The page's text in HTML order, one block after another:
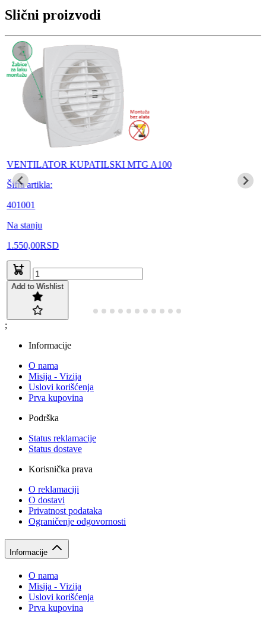
Slični proizvodi
VENTILATOR KUPATILSKI MTG A100
Šifra artikla:
401001
Na stanju
1.550,00RSD
Add to Wishlist
;
Informacije
O nama
Misija - Vizija
Uslovi korišćenja
Prva kupovina
Podrška
Status reklamacije
Status dostave
Korisnička prava
O reklamaciji
O dostavi
Privatnost podataka
Ograničenje odgovornosti
Informacije
O nama
Misija - Vizija
Uslovi korišćenja
Prva kupovina